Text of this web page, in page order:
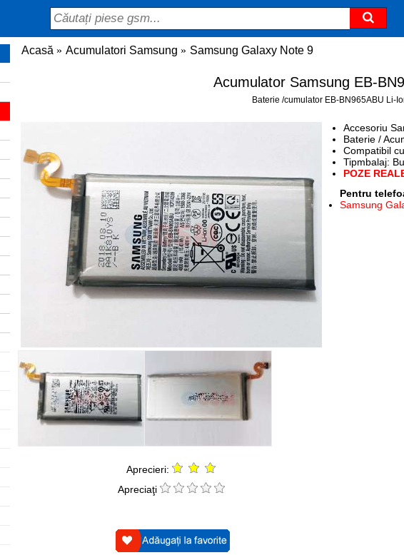
Acasă Acumulatori Samsung Samsung Galaxy Note 9
Acumulator Samsung EB-
Baterie /cumulator EB-BN965ABU Li-
Aprecieri:
Apreciaţi
Accesoriu
Baterie /
Compatibil
Tipmbalaj:
POZE
Pentru
Samsung